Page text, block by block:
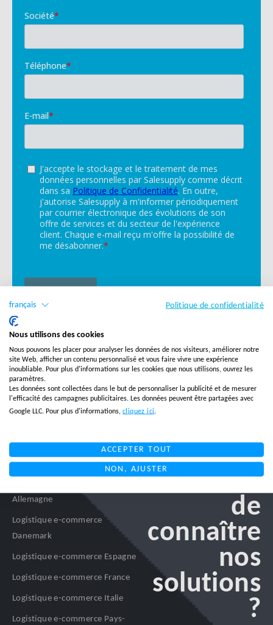
Logistique e-commerce
Allemagne
Logistique e-commerce
Danemark
Logistique e-commerce Espagne
Logistique e-commerce France
Logistique e-commerce Italie
Logistique e-commerce Pays-
Curieux
de
connaître
nos
solutions
?
français Politique de confidentialité
Nous utilisons des cookies
Nous pouvons les placer pour analyser les données de nos visiteurs, améliorer notre
site Web, afficher un contenu personnalisé et vous faire vivre une expérience
inoubliable. Pour plus d'informations sur les cookies que nous utilisons, ouvrez les
paramètres.
Les données sont collectées dans le but de personnaliser la publicité et de mesurer
l'efficacité des campagnes publicitaires. Les données peuvent être partagées avec
Google LLC. Pour plus d'informations, cliquez ici.
ACCEPTER TOUT
NON, AJUSTER